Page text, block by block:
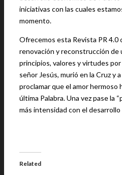
iniciativas con las cuales
momento.
Ofrecemos esta Revista PR 4.0
renovación y reconstrucción de
principios, valores y virtudes
señor Jesús, murió en la Cruz y
proclamar que el amor hermoso
última Palabra. Una vez pase la
más intensidad con el
Related